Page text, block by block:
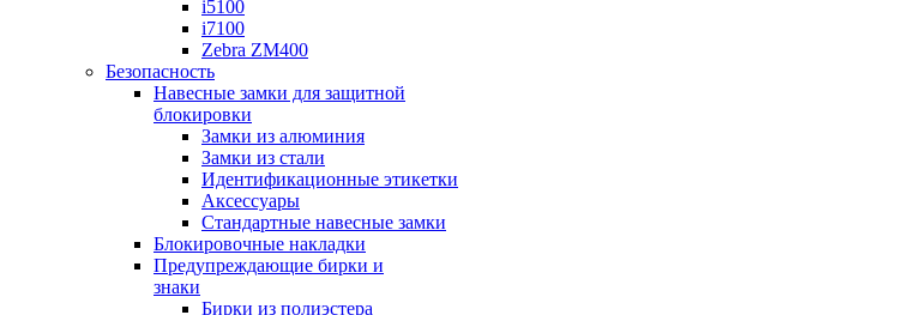
i5100
i7100
Zebra ZM400
Безопасность
Навесные замки для защитной
блокировки
Замки из алюминия
Замки из стали
Идентификационные этикетки
Аксессуары
Стандартные навесные замки
Блокировочные накладки
Предупреждающие бирки и
знаки
Бирки из полиэстера